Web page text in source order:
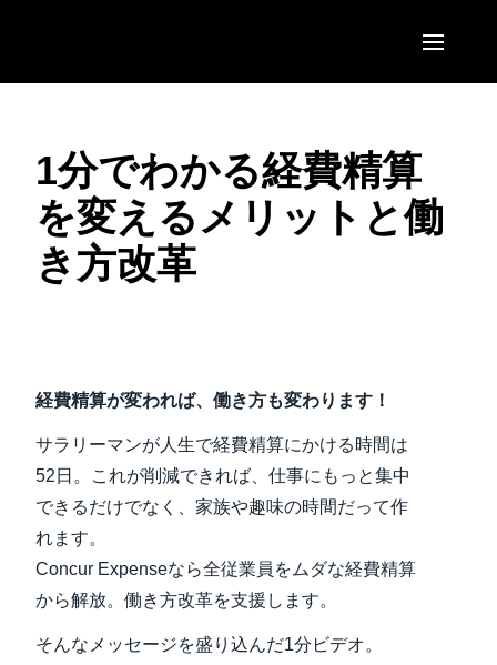
United States (English)
Canada (English)
EUROPE
United Kingdom (English)
Nederlands (English)
Sweden (English)
Denmark (English)
Belgium (English)
España (Español)
ASIA PACIFIC
1分でわかる経費精算
を変えるメリットと働
き方改革
経費精算が変われば、働き方も変わります！
サラリーマンが人生で経費精算にかける時間は
52日。これが削減できれば、仕事にもっと集中
できるだけでなく、家族や趣味の時間だって作
れます。
Concur Expenseなら全従業員をムダな経費精算
から解放。働き方改革を支援します。
そんなメッセージを盛り込んだ1分ビデオ。